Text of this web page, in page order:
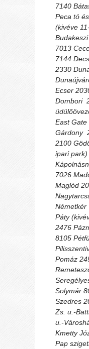
7140
Peca tó
(kivéve
7013
7144
2330
Ecser
Dombori
East
Gárdony
2100
ipari
7026
Maglód
Németkér
Páty
2476
8105
Pomáz
Solymár
Szedres
Zs. u.-
u.-
Kmetty
Pap